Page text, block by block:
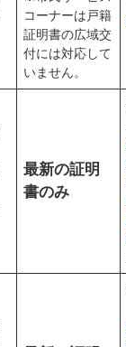
コーナーは戸籍
証明書の広域交
付には対応して
いません。
最新の証明
書のみ